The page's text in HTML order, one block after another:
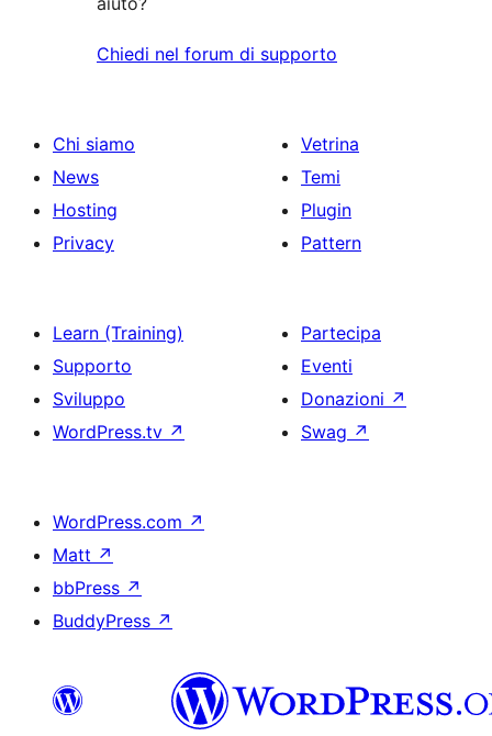
Chiedi nel forum di supporto
Chi siamo
News
Hosting
Privacy
Vetrina
Temi
Plugin
Pattern
Learn (Training)
Supporto
Sviluppo
WordPress.tv ↗
Partecipa
Eventi
Donazioni ↗
Swag ↗
WordPress.com ↗
Matt ↗
bbPress ↗
BuddyPress ↗